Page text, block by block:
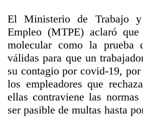
El Ministerio de Trabajo
Empleo (MTPE) aclaró
molecular como la prueba
válidas para que un
su contagio por covid-19,
los empleadores que
ellas contraviene las
ser pasible de multas hasta